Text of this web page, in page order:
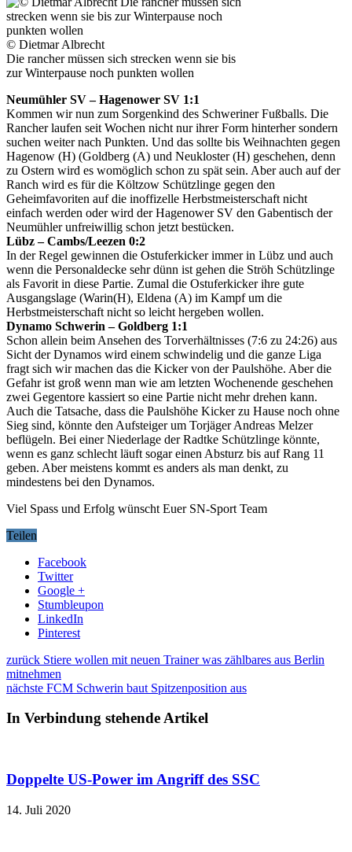
© Dietmar Albrecht
Die rancher müssen sich strecken wenn sie bis
zur Winterpause noch punkten wollen
Neumühler SV – Hagenower SV 1:1
Kommen wir nun zum Sorgenkind des Schweriner Fußballs. Die
Rancher laufen seit Wochen nicht nur ihrer Form hinterher sondern
suchen weiter nach Punkten. Und das sollte bis Weihnachten gegen
Hagenow (H) (Goldberg (A) und Neukloster (H) geschehen, denn
zu Ostern wird es womöglich schon zu spät sein. Aber auch auf der
Ranch wird es für die Költzow Schützlinge gegen den
Geheimfavoriten auf die inoffizelle Herbstmeisterschaft nicht
einfach werden oder wird der Hagenower SV den Gabentisch der
Neumühler unfreiwillig schon jetzt bestücken.
Lübz – Cambs/Leezen 0:2
In der Regel gewinnen die Ostuferkicker immer in Lübz und auch
wenn die Personaldecke sehr dünn ist gehen die Ströh Schützlinge
als Favorit in diese Partie. Zumal die Ostuferkicker ihre gute
Ausgangslage (Warin(H), Eldena (A) im Kampf um die
Herbstmeisterschaft nicht so leicht hergeben wollen.
Dynamo Schwerin – Goldberg 1:1
Schon allein beim Ansehen des Torverhältnisses (7:6 zu 24:26) aus
Sicht der Dynamos wird einem schwindelig und die ganze Liga
fragt sich wir machen das die Kicker von der Paulshöhe. Aber die
Gefahr ist groß wenn man wie am letzten Wochenende geschehen
zwei Gegentore kassiert so eine Partie nicht mehr drehen kann.
Auch die Tatsache, dass die Paulshöhe Kicker zu Hause noch ohne
Sieg sind, könnte den Aufsteiger um Torjäger Andreas Melzer
beflügeln. Bei einer Niederlage der Radtke Schützlinge könnte,
wenn es ganz schlecht läuft sogar einen Absturz bis auf Rang 11
geben. Aber meistens kommt es anders als man denkt, zu
mindestens bei den Dynamos.
Viel Spass und Erfolg wünscht Euer SN-Sport Team
Teilen
Facebook
Twitter
Google +
Stumbleupon
LinkedIn
Pinterest
zurück Stiere wollen mit neuen Trainer was zählbares aus Berlin
mitnehmen
nächste FCM Schwerin baut Spitzenposition aus
In Verbindung stehende Artikel
Doppelte US-Power im Angriff des SSC
14. Juli 2020